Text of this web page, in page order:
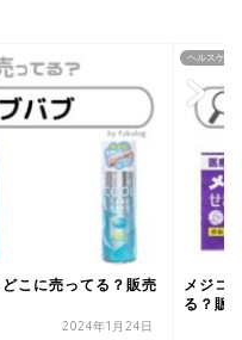
こに売ってる？販売
2024年1月24日
ヘルスケア
メジコ
る？販